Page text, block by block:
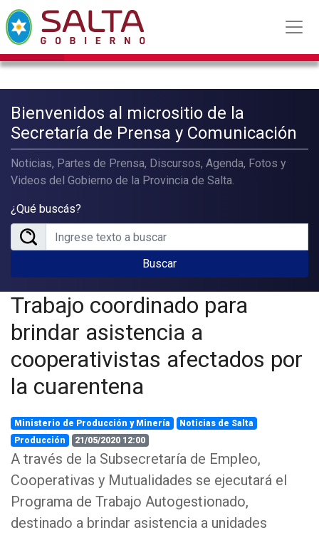
Bienvenidos al micrositio de la
Secretaría de Prensa y Comunicación
Noticias, Partes de Prensa, Discursos, Agenda, Fotos y
Videos del Gobierno de la Provincia de Salta.
¿Qué buscás?
Buscar
Trabajo coordinado para
brindar asistencia a
cooperativistas afectados por
la cuarentena
Ministerio de Producción y Minería
Noticias de Salta
Producción
21/05/2020 12:00
A través de la Subsecretaría de Empleo,
Cooperativas y Mutualidades se ejecutará el
Programa de Trabajo Autogestionado,
destinado a brindar asistencia a unidades